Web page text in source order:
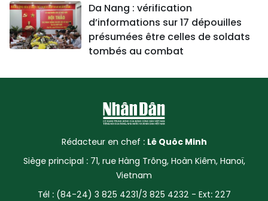
Da Nang : vérification
d’informations sur 17 dépouilles
présumées être celles de soldats
tombés au combat
Rédacteur en chef : Lê Quôc Minh
Siège principal : 71, rue Hàng Trông, Hoàn Kiêm, Hanoï,
Vietnam
Tél : (84-24) 3 825 4231/3 825 4232 - Ext: 227